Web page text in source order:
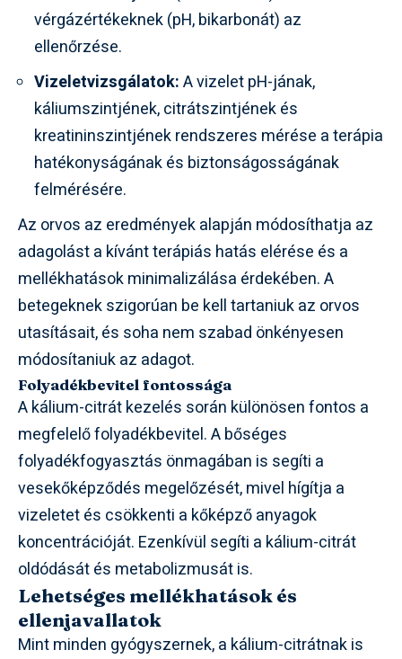
vérgázértékeknek (pH, bikarbonát) az
ellenőrzése.
Vizeletvizsgálatok:A vizelet pH-jának,
káliumszintjének, citrátszintjének és
kreatininszintjének rendszeres mérése a terápia
hatékonyságának és biztonságosságának
felmérésére.
Az orvos az eredmények alapján módosíthatja az
adagolást a kívánt terápiás hatás elérése és a
mellékhatások minimalizálása érdekében. A
betegeknek szigorúan be kell tartaniuk az orvos
utasításait, és soha nem szabad önkényesen
módosítaniuk az adagot.
Folyadékbevitel fontossága
A kálium-citrát kezelés során különösen fontos a
megfelelő folyadékbevitel. A bőséges
folyadékfogyasztás önmagában is segíti a
vesekőképződés megelőzését, mivel hígítja a
vizeletet és csökkenti a kőképző anyagok
koncentrációját. Ezenkívül segíti a kálium-citrát
oldódását és metabolizmusát is.
Lehetséges mellékhatások és
ellenjavallatok
Mint minden gyógyszernek, a kálium-citrátnak is